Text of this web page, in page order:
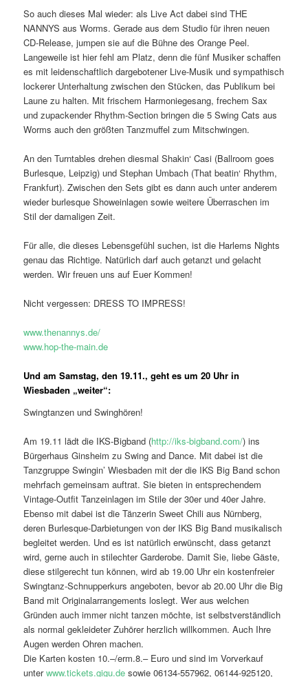
So auch dieses Mal wieder: als Live Act dabei sind THE
NANNYS aus Worms. Gerade aus dem Studio für ihren neuen
CD-Release, jumpen sie auf die Bühne des Orange Peel.
Langeweile ist hier fehl am Platz, denn die fünf Musiker schaffen
es mit leidenschaftlich dargebotener Live-Musik und sympathisch
lockerer Unterhaltung zwischen den Stücken, das Publikum bei
Laune zu halten. Mit frischem Harmoniegesang, frechem Sax
und zupackender Rhythm-Section bringen die 5 Swing Cats aus
Worms auch den größten Tanzmuffel zum Mitschwingen.
An den Turntables drehen diesmal Shakin‘ Casi (Ballroom goes
Burlesque, Leipzig) und Stephan Umbach (That beatin‘ Rhythm,
Frankfurt). Zwischen den Sets gibt es dann auch unter anderem
wieder burlesque Showeinlagen sowie weitere Überraschen im
Stil der damaligen Zeit.
Für alle, die dieses Lebensgefühl suchen, ist die Harlems Nights
genau das Richtige. Natürlich darf auch getanzt und gelacht
werden. Wir freuen uns auf Euer Kommen!
Nicht vergessen: DRESS TO IMPRESS!
www.thenannys.de/
www.hop-the-main.de
Und am Samstag, den 19.11., geht es um 20 Uhr in
Wiesbaden „weiter“:
Swingtanzen und Swinghören!
Am 19.11 lädt die IKS-Bigband (http://iks-bigband.com/) ins
Bürgerhaus Ginsheim zu Swing and Dance. Mit dabei ist die
Tanzgruppe Swingin’ Wiesbaden mit der die IKS Big Band schon
mehrfach gemeinsam auftrat. Sie bieten in entsprechendem
Vintage-Outfit Tanzeinlagen im Stile der 30er und 40er Jahre.
Ebenso mit dabei ist die Tänzerin Sweet Chili aus Nürnberg,
deren Burlesque-Darbietungen von der IKS Big Band musikalisch
begleitet werden. Und es ist natürlich erwünscht, dass getanzt
wird, gerne auch in stilechter Garderobe. Damit Sie, liebe Gäste,
diese stilgerecht tun können, wird ab 19.00 Uhr ein kostenfreier
Swingtanz-Schnupperkurs angeboten, bevor ab 20.00 Uhr die Big
Band mit Originalarrangements loslegt. Wer aus welchen
Gründen auch immer nicht tanzen möchte, ist selbstverständlich
als normal gekleideter Zuhörer herzlich willkommen. Auch Ihre
Augen werden Ohren machen.
Die Karten kosten 10.–/erm.8.– Euro und sind im Vorverkauf
unterwww.tickets.gigu.desowie 06134-557962, 06144-925120,